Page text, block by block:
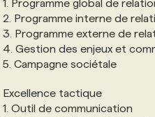
TARIFS
DE SUBVENTIONS
AVEC NOUS
1. Programme global de
2. Programme interne de
3. Programme externe de
4. Gestion des enjeux et
5. Campagne sociétale
Excellence tactique
1. Outil de communication